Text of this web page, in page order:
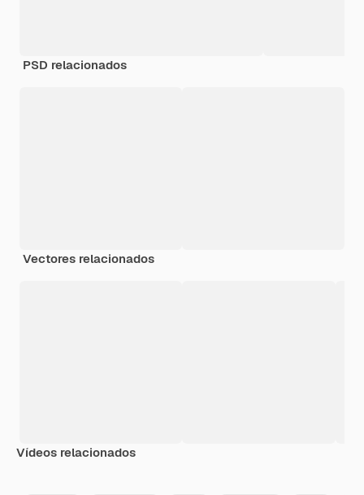
PSD relacionados
Vectores relacionados
Vídeos relacionados